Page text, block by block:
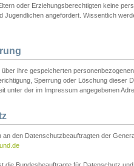
oder Erziehungsberechtigten keine
angefordert. Wissentlich
ihre gespeicherten
Sperrung oder Löschung dieser
unter der im Impressum angegebenen
den Datenschutzbeauftragten der